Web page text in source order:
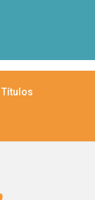
Títulos